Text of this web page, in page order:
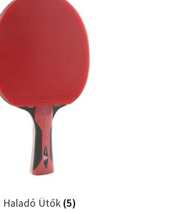
Haladó Ütők (5)